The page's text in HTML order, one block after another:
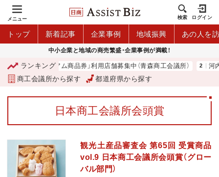
メニュー 検索 ログイン
トップ 新着記事 企業事例 地域振興 あの人を
中小企業と地域の商売繁盛・企業事例が満載！
ランキング
「青森市プレミアム商品券」利用店舗募集中（青森商工会議所） 河内
商工会議所から探す 都道府県から探す
日本商工会議所会頭賞
観光土産品審査会 第65回 受賞商品
vol.9 日本商工会議所会頭賞（グロー
バル部門）